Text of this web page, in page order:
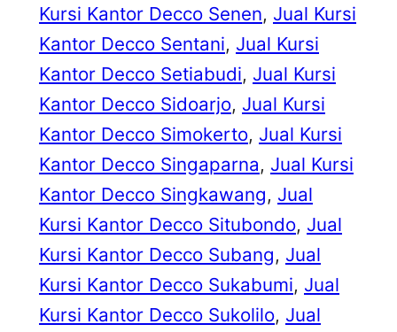
Kursi Kantor Decco Senen, Jual Kursi
Kantor Decco Sentani, Jual Kursi
Kantor Decco Setiabudi, Jual Kursi
Kantor Decco Sidoarjo, Jual Kursi
Kantor Decco Simokerto, Jual Kursi
Kantor Decco Singaparna, Jual Kursi
Kantor Decco Singkawang, Jual
Kursi Kantor Decco Situbondo, Jual
Kursi Kantor Decco Subang, Jual
Kursi Kantor Decco Sukabumi, Jual
Kursi Kantor Decco Sukolilo, Jual